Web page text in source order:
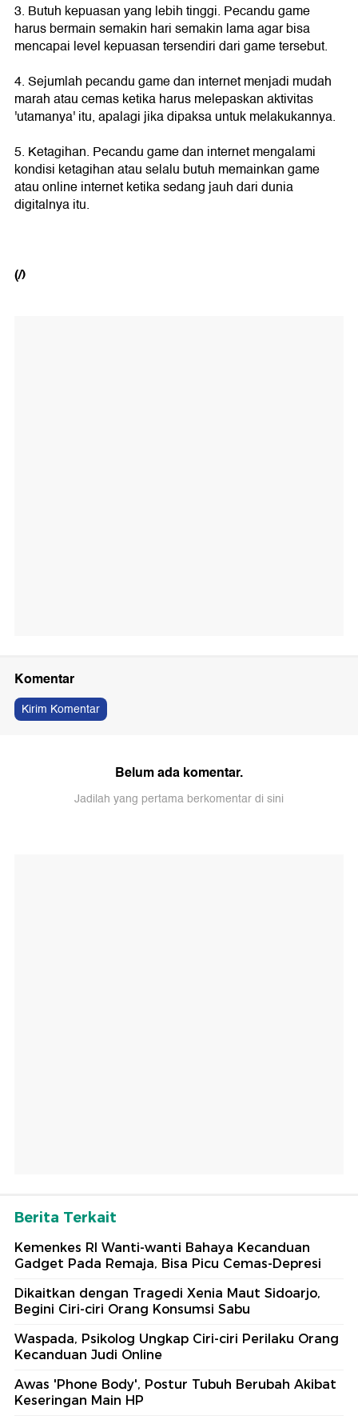
3. Butuh kepuasan yang lebih tinggi. Pecandu game
harus bermain semakin hari semakin lama agar bisa
mencapai level kepuasan tersendiri dari game tersebut.
4. Sejumlah pecandu game dan internet menjadi mudah
marah atau cemas ketika harus melepaskan aktivitas
'utamanya' itu, apalagi jika dipaksa untuk melakukannya.
5. Ketagihan. Pecandu game dan internet mengalami
kondisi ketagihan atau selalu butuh memainkan game
atau online internet ketika sedang jauh dari dunia
digitalnya itu.
(/)
Komentar
Kirim Komentar
Belum ada komentar.
Jadilah yang pertama berkomentar di sini
Berita Terkait
Kemenkes RI Wanti-wanti Bahaya Kecanduan
Gadget Pada Remaja, Bisa Picu Cemas-Depresi
Dikaitkan dengan Tragedi Xenia Maut Sidoarjo,
Begini Ciri-ciri Orang Konsumsi Sabu
Waspada, Psikolog Ungkap Ciri-ciri Perilaku Orang
Kecanduan Judi Online
Awas 'Phone Body', Postur Tubuh Berubah Akibat
Keseringan Main HP